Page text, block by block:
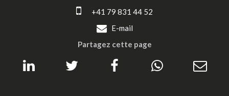
+41 79 831 44 52
E-mail
Partagez cette page